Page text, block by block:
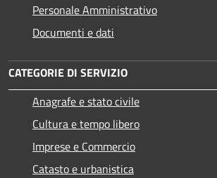
Personale Amministrativo
Documenti e dati
CATEGORIE DI SERVIZIO
Anagrafe e stato civile
Cultura e tempo libero
Imprese e Commercio
Catasto e urbanistica